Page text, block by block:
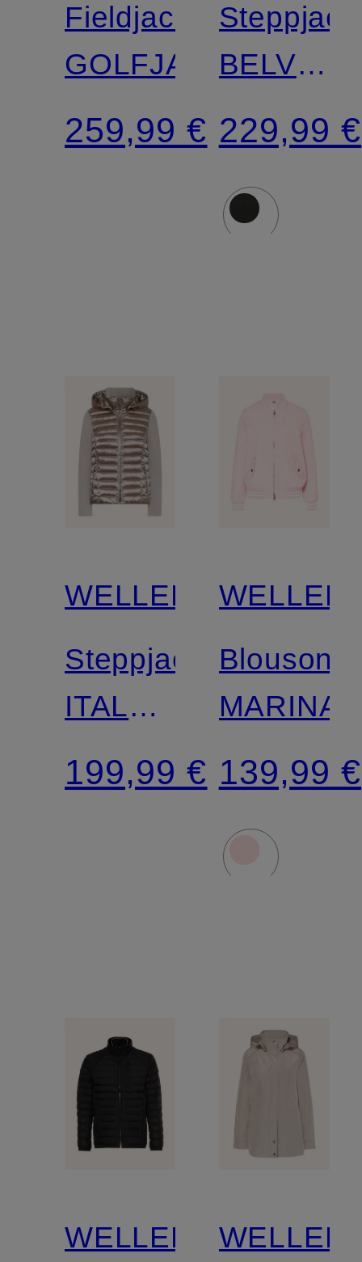
Fieldjacket
GOLFJACKE
259,99 €
MEDIUM
mit
Kunstpelz
229,99 €
WELLENSTEYN
Steppjacke
ITALY
COMBI
ITALCO
Kapuze
199,99 €
Blouson
MARINA
139,99 €
WELLENSTEYN